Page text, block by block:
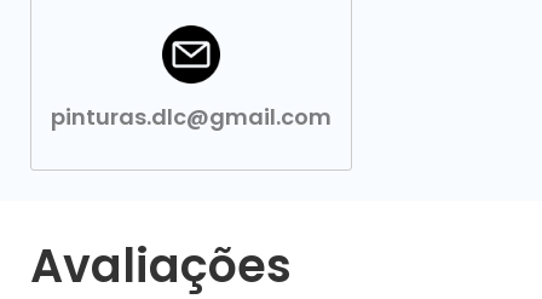
pinturas.dlc@gmail.com
Avaliações